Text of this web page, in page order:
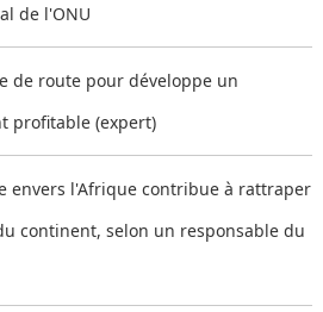
de l'ONU
de route pour développe un
profitable (expert)
envers l'Afrique contribue à rattraper
continent, selon un responsable du